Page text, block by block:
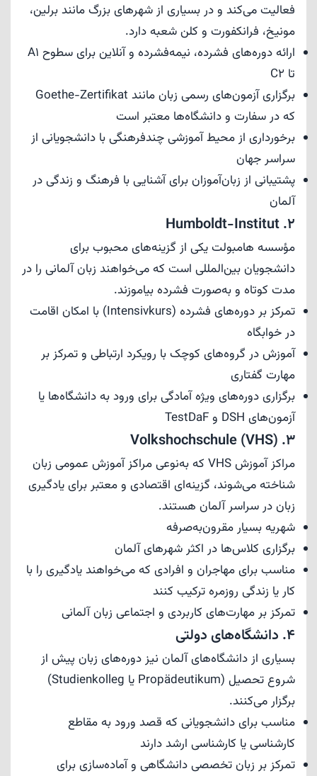
فعالیت می‌کند و در بسیاری از شهرهای بزرگ مانند برلین،
مونیخ، فرانکفورت و کلن شعبه دارد.
ارائه دوره‌های فشرده، نیمه‌فشرده و آنلاین برای سطوح A1
تا C2
برگزاری آزمون‌های رسمی زبان مانند Goethe-Zertifikat
که در سفارت و دانشگاه‌ها معتبر است
برخورداری از محیط آموزشی چندفرهنگی با دانشجویانی از
سراسر جهان
پشتیبانی از زبان‌آموزان برای آشنایی با فرهنگ و زندگی در
آلمان
2. Humboldt-Institut
مؤسسه هامبولت یکی از گزینه‌های محبوب برای
دانشجویان بین‌المللی است که می‌خواهند زبان آلمانی را در
مدت کوتاه و به‌صورت فشرده بیاموزند.
تمرکز بر دوره‌های فشرده (Intensivkurs) با امکان اقامت
در خوابگاه
آموزش در گروه‌های کوچک با رویکرد ارتباطی و تمرکز بر
مهارت گفتاری
برگزاری دوره‌های ویژه آمادگی برای ورود به دانشگاه‌ها یا
آزمون‌های DSH و TestDaF
3. Volkshochschule (VHS)
مراکز آموزش VHS که به‌نوعی مراکز آموزش عمومی زبان
شناخته می‌شوند، گزینه‌ای اقتصادی و معتبر برای یادگیری
زبان در سراسر آلمان هستند.
شهریه بسیار مقرون‌به‌صرفه
برگزاری کلاس‌ها در اکثر شهرهای آلمان
مناسب برای مهاجران و افرادی که می‌خواهند یادگیری را با
کار یا زندگی روزمره ترکیب کنند
تمرکز بر مهارت‌های کاربردی و اجتماعی زبان آلمانی
4. دانشگاه‌های دولتی
بسیاری از دانشگاه‌های آلمان نیز دوره‌های زبان پیش از
شروع تحصیل (Propädeutikum یا Studienkolleg)
برگزار می‌کنند.
مناسب برای دانشجویانی که قصد ورود به مقاطع
کارشناسی یا کارشناسی ارشد دارند
تمرکز بر زبان تخصصی دانشگاهی و آماده‌سازی برای